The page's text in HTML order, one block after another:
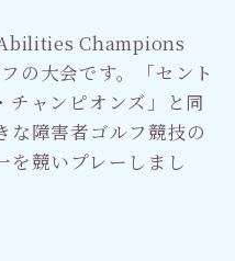
Champions
の大会です。「セント
チャンピオンズ」と同
な障害者ゴルフ競技の
を競いプレーしまし